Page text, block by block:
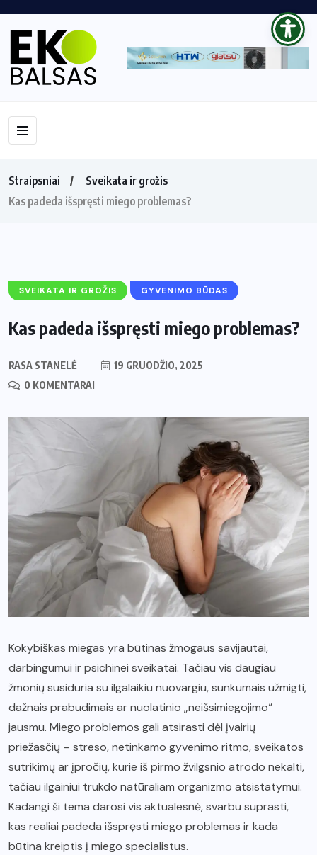
Straipsniai
Sveikata ir grožis
Kas padeda išspręsti miego problemas?
SVEIKATA IR GROŽIS GYVENIMO BŪDAS
Kas padeda išspręsti miego problemas?
RASA STANELĖ
19 GRUODŽIO, 2025
0 KOMENTARAI
Kokybiškas miegas yra būtinas žmogaus savijautai,
darbingumui ir psichinei sveikatai. Tačiau vis daugiau
žmonių susiduria su ilgalaikiu nuovargiu, sunkumais užmigti,
dažnais prabudimais ar nuolatinio „neišsimiegojimo“
jausmu. Miego problemos gali atsirasti dėl įvairių
priežasčių – streso, netinkamo gyvenimo ritmo, sveikatos
sutrikimų ar įpročių, kurie iš pirmo žvilgsnio atrodo nekalti,
tačiau ilgainiui trukdo natūraliam organizmo atsistatymui.
Kadangi ši tema darosi vis aktualesnė, svarbu suprasti,
kas realiai padeda išspręsti miego problemas ir kada
būtina kreiptis į miego specialistus.